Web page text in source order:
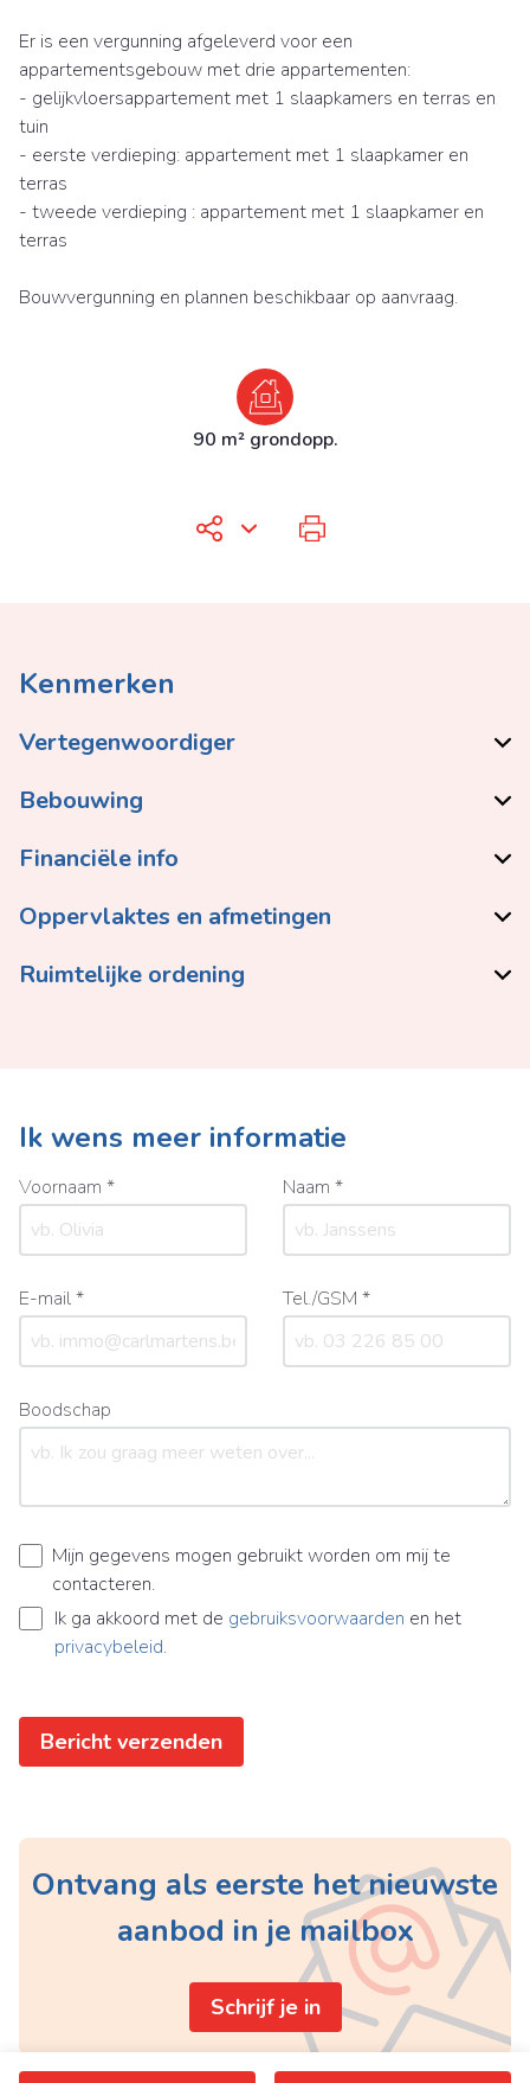
Er is een vergunning afgeleverd voor een
appartementsgebouw met drie appartementen:
- gelijkvloersappartement met 1 slaapkamers en terras en
tuin
- eerste verdieping: appartement met 1 slaapkamer en
terras
- tweede verdieping : appartement met 1 slaapkamer en
terras
Bouwvergunning en plannen beschikbaar op aanvraag.
90 m² grondopp.
Kenmerken
Vertegenwoordiger
Bebouwing
Financiële info
Oppervlaktes en afmetingen
Ruimtelijke ordening
Ik wens meer informatie
Voornaam * Naam *
E-mail * Tel./GSM *
Boodschap
Mijn gegevens mogen gebruikt worden om mij te
contacteren.
Ik ga akkoord met de gebruiksvoorwaarden en het
privacybeleid.
Bericht verzenden
Ontvang als eerste het nieuwste
aanbod in je mailbox
Schrijf je in